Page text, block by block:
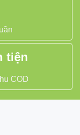
tiện
COD